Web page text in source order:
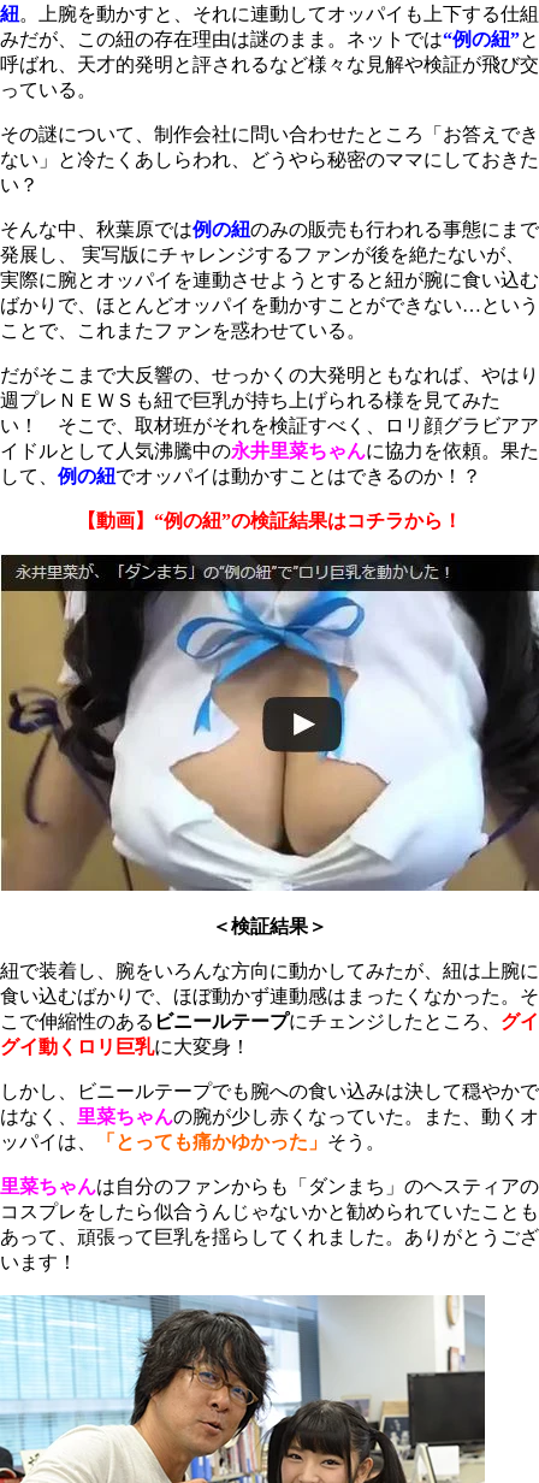
紐。上腕を動かすと、それに連動してオッパイも上下する仕組
みだが、この紐の存在理由は謎のまま。ネットでは“例の紐”と
呼ばれ、天才的発明と評されるなど様々な見解や検証が飛び交
っている。
その謎について、制作会社に問い合わせたところ「お答えでき
ない」と冷たくあしらわれ、どうやら秘密のママにしておきた
い？
そんな中、秋葉原では例の紐のみの販売も行われる事態にまで
発展し、 実写版にチャレンジするファンが後を絶たないが、
実際に腕とオッパイを連動させようとすると紐が腕に食い込む
ばかりで、ほとんどオッパイを動かすことができない…という
ことで、これまたファンを惑わせている。
だがそこまで大反響の、せっかくの大発明ともなれば、やはり
週プレＮＥＷＳも紐で巨乳が持ち上げられる様を見てみた
い！ そこで、取材班がそれを検証すべく、ロリ顔グラビアア
イドルとして人気沸騰中の永井里菜ちゃんに協力を依頼。果た
して、 例の紐でオッパイは動かすことはできるのか！？
【動画】“例の紐”の検証結果はコチラから！
＜検証結果＞
紐で装着し、腕をいろんな方向に動かしてみたが、紐は上腕に
食い込むばかりで、ほぼ動かず連動感はまったくなかった。そ
こで伸縮性のある ビニールテープにチェンジしたところ、 グイ
グイ動くロリ巨乳に大変身！
しかし、ビニールテープでも腕への食い込みは決して穏やかで
はなく、 里菜ちゃんの腕が少し赤くなっていた。また、動くオ
ッパイは、
「とっても痛かゆかった」 そう。
里菜ちゃんは自分のファンからも「ダンまち」のヘスティアの
コスプレをしたら似合うんじゃないかと勧められていたことも
あって、頑張って巨乳を揺らしてくれました。ありがとうござ
います！